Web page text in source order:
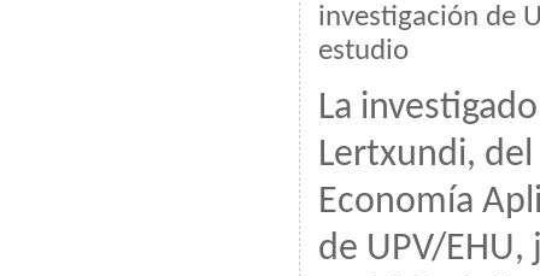
investigación de
estudio
La
Lertxundi,
Economía
de UPV/